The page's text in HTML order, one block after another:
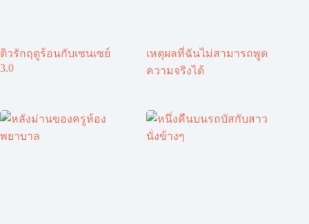
ติวรักฤดูร้อนกับเซนเซย์
3.0
เหตุผลที่ฉันไม่สามารถพูด
ความจริงได้